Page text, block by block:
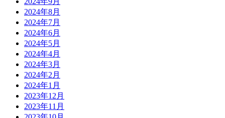
2024年8月
2024年7月
2024年6月
2024年5月
2024年4月
2024年3月
2024年2月
2024年1月
2023年12月
2023年11月